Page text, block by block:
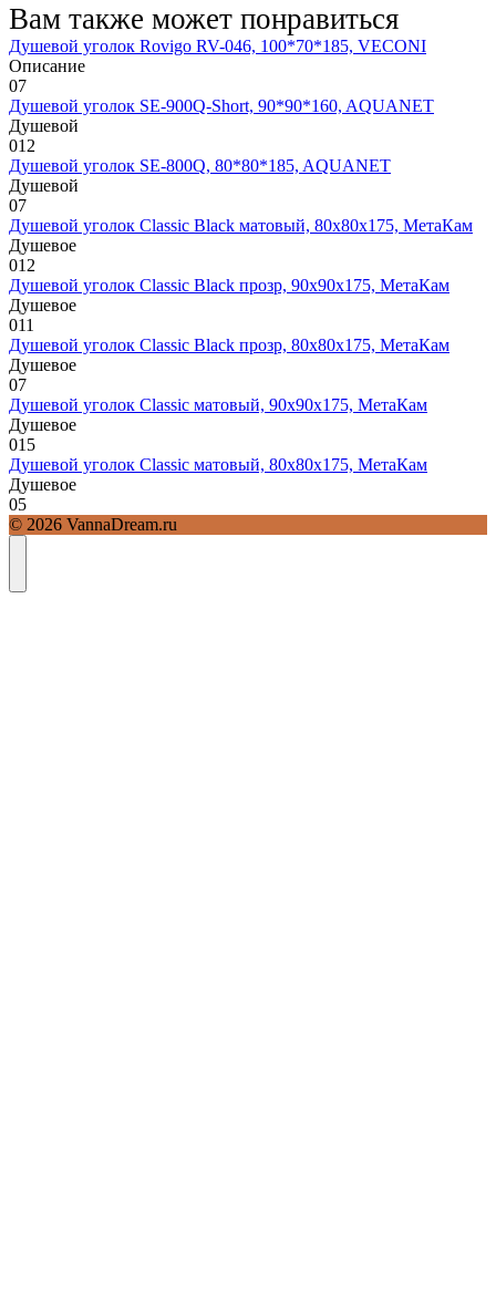
Вам также может понравиться
Душевой уголок Rovigo RV-046, 100*70*185, VECONI
Описание
07
Душевой уголок SE-900Q-Short, 90*90*160, AQUANET
Душевой
012
Душевой уголок SE-800Q, 80*80*185, AQUANET
Душевой
07
Душевой уголок Classic Black матовый, 80х80х175, МетаКам
Душевое
012
Душевой уголок Classic Black прозр, 90х90х175, МетаКам
Душевое
011
Душевой уголок Classic Black прозр, 80х80х175, МетаКам
Душевое
07
Душевой уголок Classic матовый, 90х90х175, МетаКам
Душевое
015
Душевой уголок Classic матовый, 80х80х175, МетаКам
Душевое
05
© 2026 VannaDream.ru